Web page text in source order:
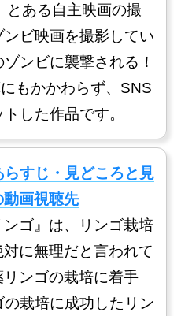
とある自主映画の撮
ビ映画を撮影してい
ンビに襲撃される！
もかかわらず、SNS
した作品です。
らすじ・見どころと見
画視聴先
ンゴ』は、リンゴ栽培
に無理だと言われて
リンゴの栽培に着手
栽培に成功したリン